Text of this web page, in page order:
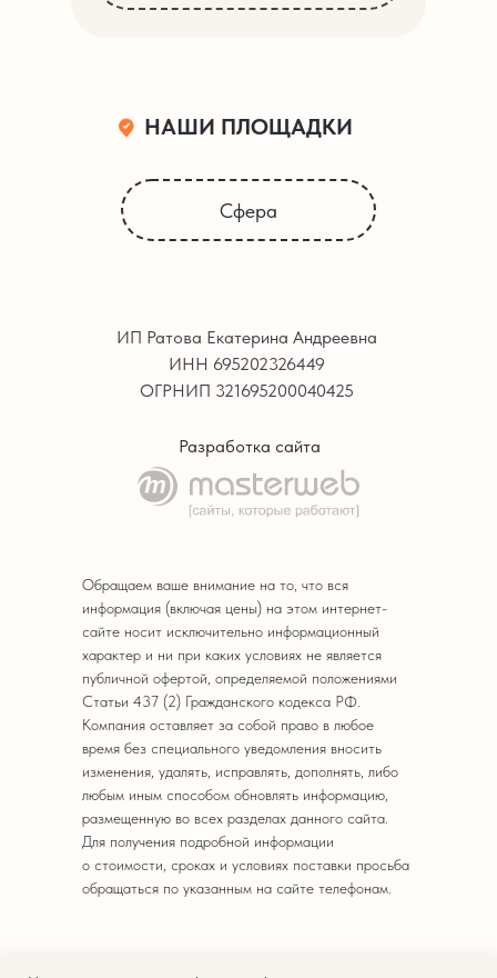
Обращаем ваше внимание на то, что вся
информация (включая цены) на этом интернет-
сайте носит исключительно информационный
характер и ни при каких условиях не является
публичной офертой, определяемой положениями
Статьи 437 (2) Гражданского кодекса РФ.
Компания оставляет за собой право в любое
время без специального уведомления вносить
изменения, удалять, исправлять, дополнять, либо
любым иным способом обновлять информацию,
размещенную во всех разделах данного сайта.
Для получения подробной информации
о стоимости, сроках и условиях поставки просьба
обращаться по указанным на сайте телефонам.
Разработка сайта
Сфера
НАШИ ПЛОЩАДКИ
ИП Ратова Екатерина Андреевна
ИНН 695202326449
ОГРНИП 321695200040425